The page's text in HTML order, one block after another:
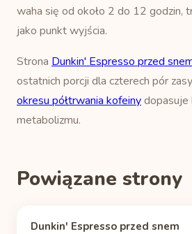
waha się od około 2 do 12 godzin,
jako punkt wyjścia.
Strona Dunkin' Espresso przed
ostatnich porcji dla czterech pór
okresu półtrwania kofeinydopasuje
metabolizmu.
Powiązane strony
Dunkin' Espresso przed snem